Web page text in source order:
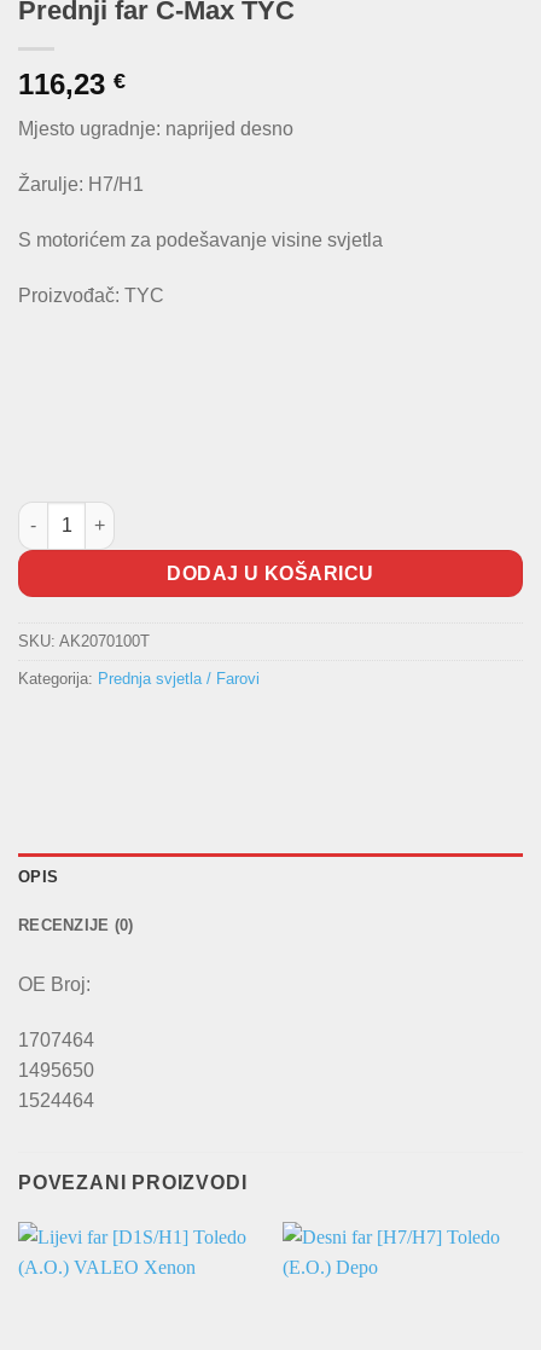
Prednji far C-Max TYC
116,23 €
Mjesto ugradnje: naprijed desno
Žarulje: H7/H1
S motorićem za podešavanje visine svjetla
Proizvođač: TYC
Prednji far C-Max TYC količina
DODAJ U KOŠARICU
SKU: AK2070100T
Kategorija: Prednja svjetla / Farovi
OPIS
RECENZIJE (0)
OE Broj:
1707464
1495650
1524464
POVEZANI PROIZVODI